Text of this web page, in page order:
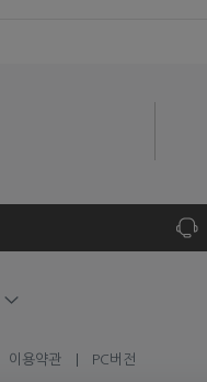
이용약관 PC버전